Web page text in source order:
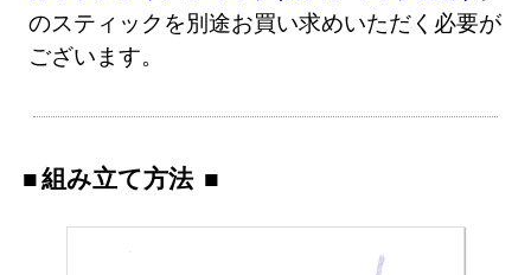
のスティックを別途お買い求めいただく必要が
ございます。
組み立て方法